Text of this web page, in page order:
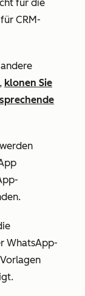
für die
CRM-
klonen Sie
WhatsApp-